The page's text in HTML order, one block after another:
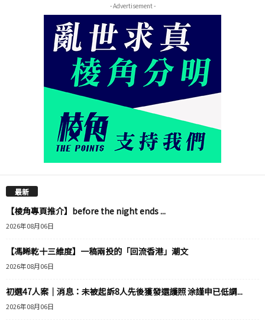
- Advertisement -
最新
【棱角專頁推介】before the night ends ...
2026年08月06日
【馮睎乾十三維度】一稿兩投的「回流香港」潮文
2026年08月06日
初選47人案｜消息：未被起訴8人先後獲發還護照 涂謹申已低調...
2026年08月06日